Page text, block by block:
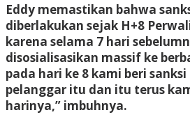
Eddy memastikan bahwa
diberlakukan sejak H+8
karena selama 7 hari
disosialisasikan massif ke
pada hari ke 8 kami beri
pelanggar itu dan itu terus
harinya,” imbuhnya.